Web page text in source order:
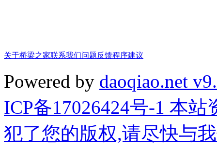
关于桥梁之家联系我们问题反馈程序建议
Powered by daoqiao.net
ICP备17026424号-1 本
犯了您的版权,请尽快与